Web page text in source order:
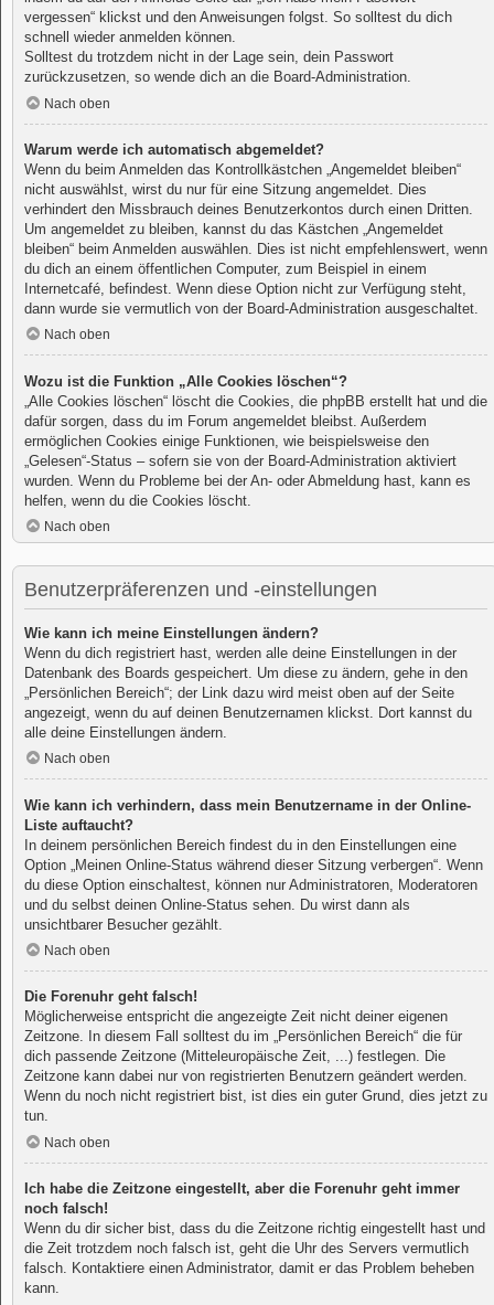
vergessen“ klickst und den Anweisungen folgst. So solltest du dich
schnell wieder anmelden können.
Solltest du trotzdem nicht in der Lage sein, dein Passwort
zurückzusetzen, so wende dich an die Board-Administration.
Nach oben
Warum werde ich automatisch abgemeldet?
Wenn du beim Anmelden das Kontrollkästchen „Angemeldet bleiben“
nicht auswählst, wirst du nur für eine Sitzung angemeldet. Dies
verhindert den Missbrauch deines Benutzerkontos durch einen Dritten.
Um angemeldet zu bleiben, kannst du das Kästchen „Angemeldet
bleiben“ beim Anmelden auswählen. Dies ist nicht empfehlenswert, wenn
du dich an einem öffentlichen Computer, zum Beispiel in einem
Internetcafé, befindest. Wenn diese Option nicht zur Verfügung steht,
dann wurde sie vermutlich von der Board-Administration ausgeschaltet.
Nach oben
Wozu ist die Funktion „Alle Cookies löschen“?
„Alle Cookies löschen“ löscht die Cookies, die phpBB erstellt hat und die
dafür sorgen, dass du im Forum angemeldet bleibst. Außerdem
ermöglichen Cookies einige Funktionen, wie beispielsweise den
„Gelesen“-Status – sofern sie von der Board-Administration aktiviert
wurden. Wenn du Probleme bei der An- oder Abmeldung hast, kann es
helfen, wenn du die Cookies löscht.
Nach oben
Benutzerpräferenzen und -einstellungen
Wie kann ich meine Einstellungen ändern?
Wenn du dich registriert hast, werden alle deine Einstellungen in der
Datenbank des Boards gespeichert. Um diese zu ändern, gehe in den
„Persönlichen Bereich“; der Link dazu wird meist oben auf der Seite
angezeigt, wenn du auf deinen Benutzernamen klickst. Dort kannst du
alle deine Einstellungen ändern.
Nach oben
Wie kann ich verhindern, dass mein Benutzername in der Online-
Liste auftaucht?
In deinem persönlichen Bereich findest du in den Einstellungen eine
Option „Meinen Online-Status während dieser Sitzung verbergen“. Wenn
du diese Option einschaltest, können nur Administratoren, Moderatoren
und du selbst deinen Online-Status sehen. Du wirst dann als
unsichtbarer Besucher gezählt.
Nach oben
Die Forenuhr geht falsch!
Möglicherweise entspricht die angezeigte Zeit nicht deiner eigenen
Zeitzone. In diesem Fall solltest du im „Persönlichen Bereich“ die für
dich passende Zeitzone (Mitteleuropäische Zeit, ...) festlegen. Die
Zeitzone kann dabei nur von registrierten Benutzern geändert werden.
Wenn du noch nicht registriert bist, ist dies ein guter Grund, dies jetzt zu
tun.
Nach oben
Ich habe die Zeitzone eingestellt, aber die Forenuhr geht immer
noch falsch!
Wenn du dir sicher bist, dass du die Zeitzone richtig eingestellt hast und
die Zeit trotzdem noch falsch ist, geht die Uhr des Servers vermutlich
falsch. Kontaktiere einen Administrator, damit er das Problem beheben
kann.